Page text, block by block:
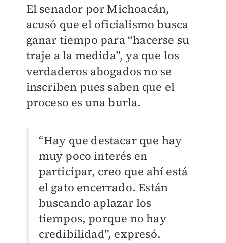
El senador por Michoacán,
acusó que el oficialismo busca
ganar tiempo para “hacerse su
traje a la medida”, ya que los
verdaderos abogados no se
inscriben pues saben que el
proceso es una burla.
“Hay que destacar que hay
muy poco interés en
participar, creo que ahí está
el gato encerrado. Están
buscando aplazar los
tiempos, porque no hay
credibilidad", expresó.